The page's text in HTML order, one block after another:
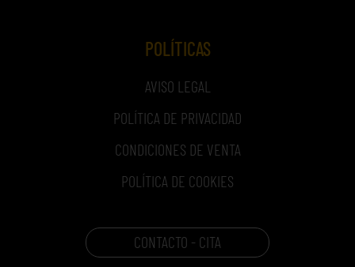
POLÍTICAS
AVISO LEGAL
POLÍTICA DE PRIVACIDAD
CONDICIONES DE VENTA
POLÍTICA DE COOKIES
CONTACTO - CITA